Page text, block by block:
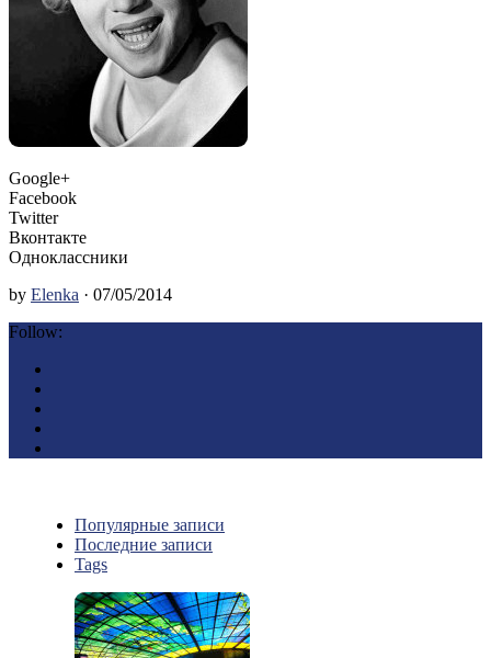
Google+
Facebook
Twitter
Вконтакте
Одноклассники
by Elenka · 07/05/2014
Follow:
Популярные записи
Последние записи
Tags